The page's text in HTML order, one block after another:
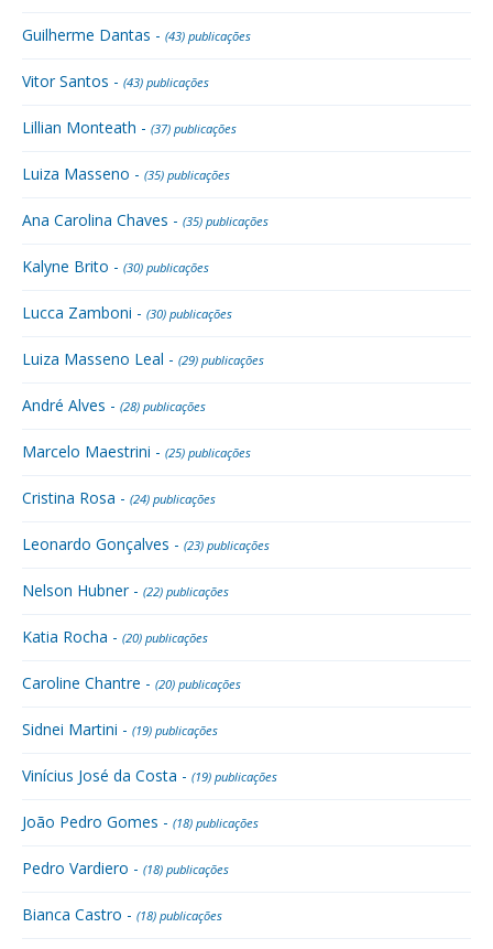
Guilherme Dantas - (43) publicações
Vitor Santos - (43) publicações
Lillian Monteath - (37) publicações
Luiza Masseno - (35) publicações
Ana Carolina Chaves - (35) publicações
Kalyne Brito - (30) publicações
Lucca Zamboni - (30) publicações
Luiza Masseno Leal - (29) publicações
André Alves - (28) publicações
Marcelo Maestrini - (25) publicações
Cristina Rosa - (24) publicações
Leonardo Gonçalves - (23) publicações
Nelson Hubner - (22) publicações
Katia Rocha - (20) publicações
Caroline Chantre - (20) publicações
Sidnei Martini - (19) publicações
Vinícius José da Costa - (19) publicações
João Pedro Gomes - (18) publicações
Pedro Vardiero - (18) publicações
Bianca Castro - (18) publicações